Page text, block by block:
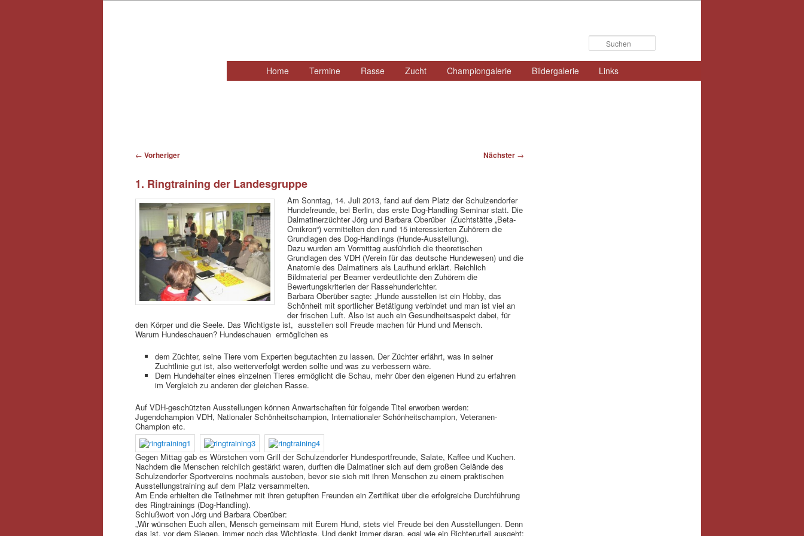
HauptmenüZum
Home Termine Rasse Zucht Championgalerie Bildergalerie Links
Beitragsnavigation
← Vorheriger Nächster →
1. Ringtraining der Landesgruppe
Am Sonntag, 14. Juli 2013, fand auf dem Platz der Schulzendorfer
Hundefreunde, bei Berlin, das erste Dog-Handling Seminar statt. Die
Dalmatinerzüchter Jörg und Barbara Oberüber (Zuchtstätte „Beta-
Omikron“) vermittelten den rund 15 interessierten Zuhörern die
Grundlagen des Dog-Handlings (Hunde-Ausstellung).
Dazu wurden am Vormittag ausführlich die theoretischen
Grundlagen des VDH (Verein für das deutsche Hundewesen) und die
Anatomie des Dalmatiners als Laufhund erklärt. Reichlich
Bildmaterial per Beamer verdeutlichte den Zuhörern die
Bewertungskriterien der Rassehunderichter.
Barbara Oberüber sagte: „Hunde ausstellen ist ein Hobby, das
Schönheit mit sportlicher Betätigung verbindet und man ist viel an
der frischen Luft. Also ist auch ein Gesundheitsaspekt dabei, für
den Körper und die Seele. Das Wichtigste ist, ausstellen soll Freude machen für Hund und Mensch.
Warum Hundeschauen? Hundeschauen ermöglichen es
dem Züchter, seine Tiere vom Experten begutachten zu lassen. Der Züchter erfährt, was in seiner
Zuchtlinie gut ist, also weiterverfolgt werden sollte und was zu verbessern wäre.
Dem Hundehalter eines einzelnen Tieres ermöglicht die Schau, mehr über den eigenen Hund zu erfahren
im Vergleich zu anderen der gleichen Rasse.
Auf VDH-geschützten Ausstellungen können Anwartschaften für folgende Titel erworben werden:
Jugendchampion VDH, Nationaler Schönheitschampion, Internationaler Schönheitschampion, Veteranen-
Champion etc.
Gegen Mittag gab es Würstchen vom Grill der Schulzendorfer Hundesportfreunde, Salate, Kaffee und Kuchen.
Nachdem die Menschen reichlich gestärkt waren, durften die Dalmatiner sich auf dem großen Gelände des
Schulzendorfer Sportvereins nochmals austoben, bevor sie sich mit ihren Menschen zu einem praktischen
Ausstellungstraining auf dem Platz versammelten.
Am Ende erhielten die Teilnehmer mit ihren getupften Freunden ein Zertifikat über die erfolgreiche Durchführung
des Ringtrainings (Dog-Handling).
Schlußwort von Jörg und Barbara Oberüber:
„Wir wünschen Euch allen, Mensch gemeinsam mit Eurem Hund, stets viel Freude bei den Ausstellungen. Denn
das ist, vor dem Siegen, immer noch das Wichtigste. Und denkt immer daran, egal wie ein Richterurteil ausgeht: